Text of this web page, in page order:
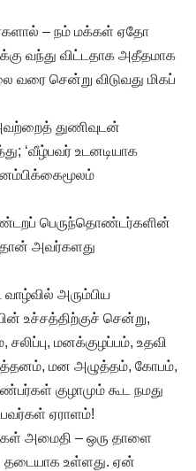
– நம் மக்கள் ஏதோ
வந்து விட்டதாக அதீதமாக
சென்று விடுவது மிகப்
துணிவுடன்
‘வீழ்பவர் உடனடியாக
பெருந்தொண்டர்களின்
அவர்களது
அரும்பிய
உச்சத்திற்குச் சென்று,
சலிப்பு, மனக்குழப்பம், உதவி
மன அழுத்தம், கோபம்,
குழாமும் கூட நமது
ஏராளம்!
அமைதி – ஒரு தாளை
தடையாக உள்ளது. ஏன்